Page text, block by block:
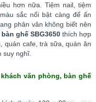
hơn nữa. Tiệm nail, tiệm
sắc nổi bật càng để ấn
phân vân không biết nên
bàn ghế SBG3650 thích hợp
quán cafe, trà sữa, quán ăn
suy nghĩ.
văn phòng, bàn ghế